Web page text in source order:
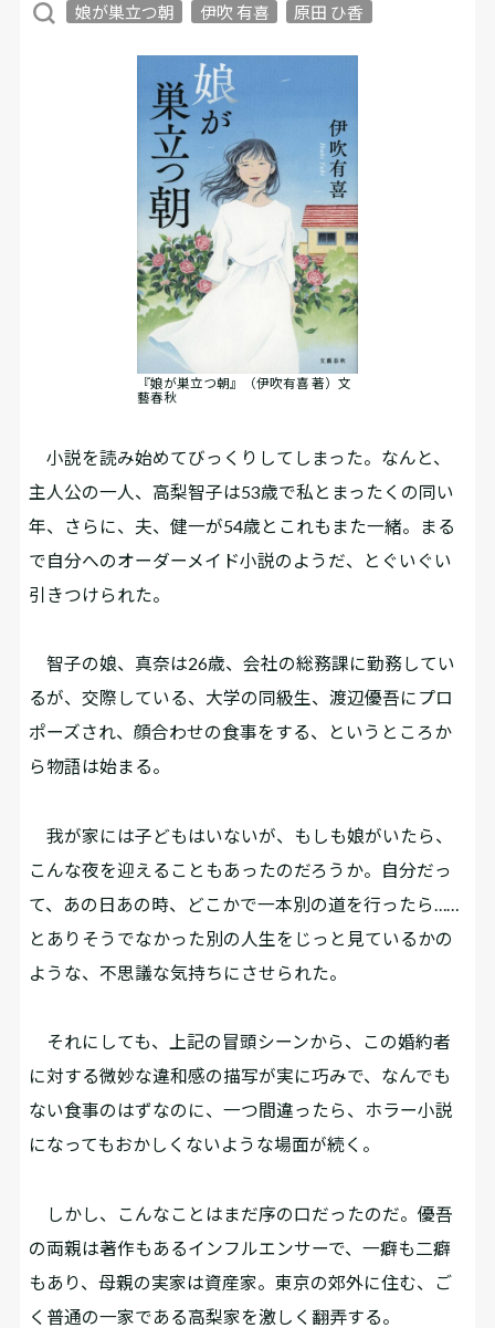
娘が巣立つ朝 伊吹 有喜 原田 ひ香
『娘が巣立つ朝』（伊吹有喜 著）文
藝春秋
小説を読み始めてびっくりしてしまった。なんと、
主人公の一人、高梨智子は53歳で私とまったくの同い
年、さらに、夫、健一が54歳とこれもまた一緒。まる
で自分へのオーダーメイド小説のようだ、とぐいぐい
引きつけられた。
智子の娘、真奈は26歳、会社の総務課に勤務してい
るが、交際している、大学の同級生、渡辺優吾にプロ
ポーズされ、顔合わせの食事をする、というところか
ら物語は始まる。
我が家には子どもはいないが、もしも娘がいたら、
こんな夜を迎えることもあったのだろうか。自分だっ
て、あの日あの時、どこかで一本別の道を行ったら……
とありそうでなかった別の人生をじっと見ているかの
ような、不思議な気持ちにさせられた。
それにしても、上記の冒頭シーンから、この婚約者
に対する微妙な違和感の描写が実に巧みで、なんでも
ない食事のはずなのに、一つ間違ったら、ホラー小説
になってもおかしくないような場面が続く。
しかし、こんなことはまだ序の口だったのだ。優吾
の両親は著作もあるインフルエンサーで、一癖も二癖
もあり、母親の実家は資産家。東京の郊外に住む、ご
く普通の一家である高梨家を激しく翻弄する。